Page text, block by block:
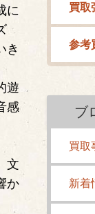
に
き
遊
感
文
か
買取
参考
ブ
買取
新着